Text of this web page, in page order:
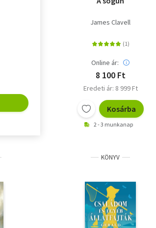
James Clavell
Online ár:
8 100 Ft
Eredeti ár: 8 999 Ft
Kosárba
2 - 3 munkanap
KÖNYV